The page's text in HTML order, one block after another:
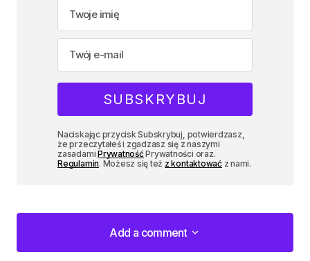
Naciskając przycisk Subskrybuj, potwierdzasz,
że przeczytałeś i zgadzasz się z naszymi
zasadamiPrywatnośćPrywatności oraz.
Regulamin. Możesz się też z kontaktowaćz nami.
Add a comment
Add a comment